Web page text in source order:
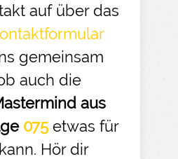
auf über das
gemeinsam
auch die
aus
075 etwas für
Hör dir